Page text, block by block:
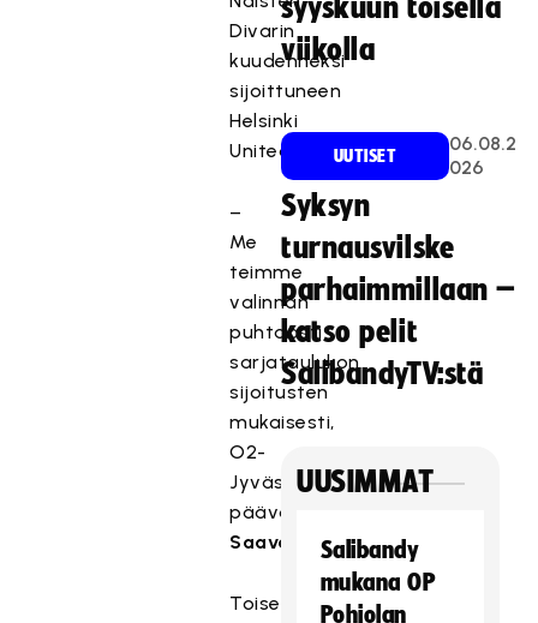
Divarin
kuudenneksi
sijoittuneen
Helsinki
Unitedin.
–
Me
teimme
valinnan
puhtaasti
sarjataulukon
sijoitusten
mukaisesti,
O2-
Jyväskylän
päävalmentaja
Saavalainenavasi.
Toisena
syyskuun toisella
viikolla
UUTISET
06.08.2
026
Syksyn
turnausvilske
parhaimmillaan –
katso pelit
SalibandyTV:stä
UUSIMMAT
Salibandy
mukana OP
Pohjolan